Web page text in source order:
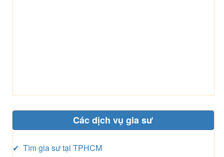
Các dịch vụ gia sư
✔ Tìm gia sư tại TPHCM